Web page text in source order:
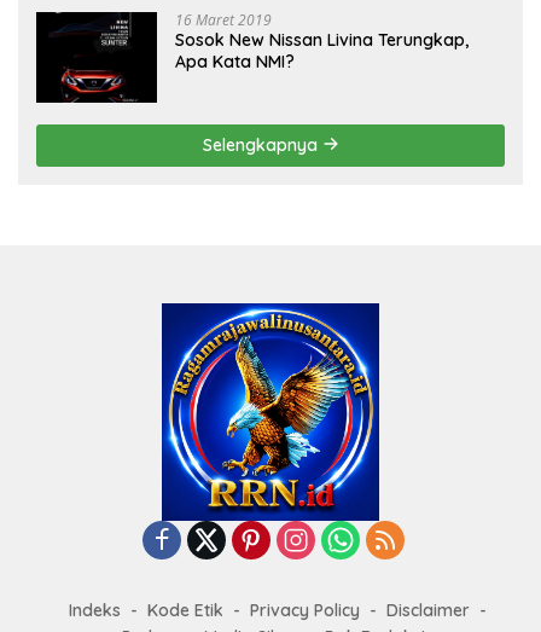
16 Maret 2019
Sosok New Nissan Livina Terungkap,
Apa Kata NMI?
Selengkapnya
Indeks Kode Etik Privacy Policy
Disclaimer